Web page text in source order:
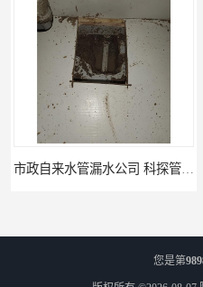
市政自来水管漏水公司 科探管道工程
您是第